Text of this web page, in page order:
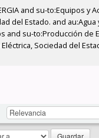
and su-to:Equipos y
del Estado. and au:Agua
and su-to:Producción de
Sociedad del